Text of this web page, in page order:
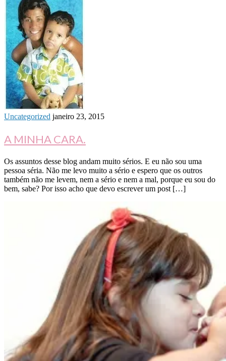
Uncategorized janeiro 23, 2015
A MINHA CARA.
Os assuntos desse blog andam muito sérios. E eu não sou uma
pessoa séria. Não me levo muito a sério e espero que os outros
também não me levem, nem a sério e nem a mal, porque eu sou do
bem, sabe? Por isso acho que devo escrever um post […]